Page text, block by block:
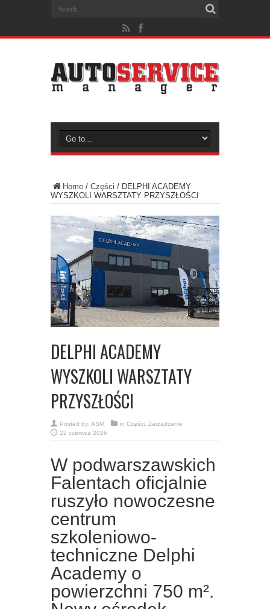
Home / Części / DELPHI ACADEMY
WYSZKOLI WARSZTATY PRZYSZŁOŚCI
DELPHI ACADEMY
WYSZKOLI WARSZTATY
PRZYSZŁOŚCI
Posted by: ASM in Części
Zarządzanie
22 czerwca 2026
W podwarszawskich
Falentach oficjalnie
ruszyło nowoczesne
centrum
szkoleniowo-
techniczne Delphi
Academy o
powierzchni 750 m².